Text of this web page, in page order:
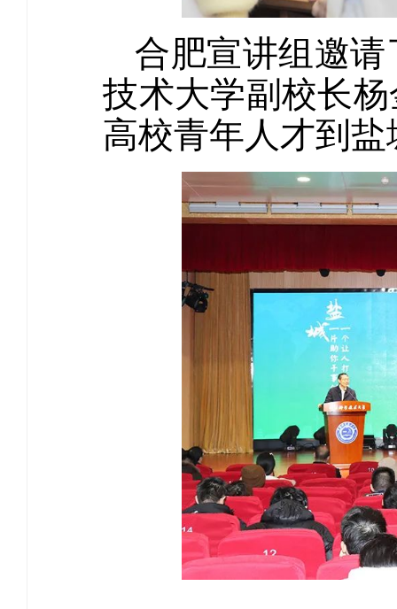
合肥宣讲组邀
技术大学副校长
高校青年人才到